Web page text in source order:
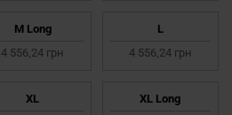
M Long
4 556,24 грн
L
4 556,24 грн
XL
XL Long